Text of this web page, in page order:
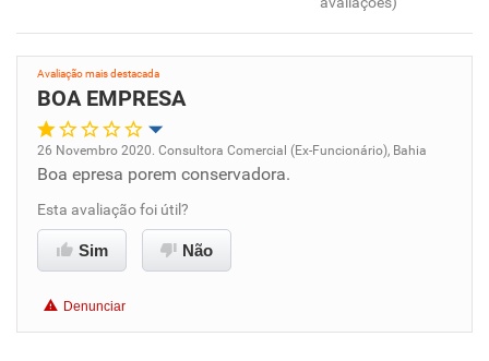
Avaliação mais destacada
BOA EMPRESA
Oportunidade de promoção
Ambiente de trabalho
Benefícios
26 Novembro 2020. Consultora Comercial (Ex-Funcionário), Bahia
Boa epresa porem conservadora.
Esta avaliação foi útil?
Sim Não
Denunciar